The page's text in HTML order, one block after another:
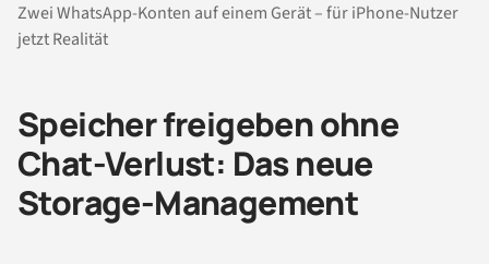
Zwei WhatsApp-Konten auf einem Gerät – für iPhone-Nutzer
jetzt Realität
Speicher freigeben ohne
Chat-Verlust: Das neue
Storage-Management